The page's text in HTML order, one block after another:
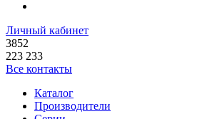
Личный кабинет
3852
223 233
Все контакты
Каталог
Производители